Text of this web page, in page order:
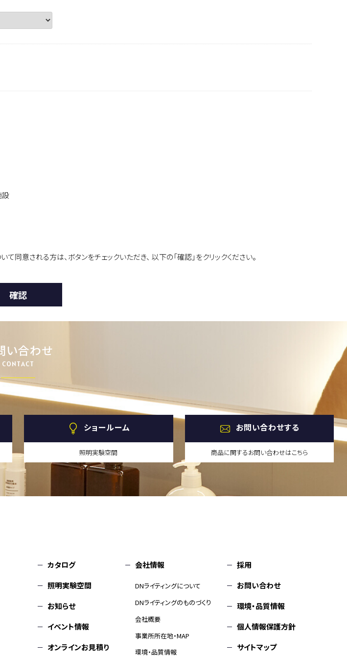
設
て同意される方は、ボタンをチェックいただき、 以下の「確認」をクリックください。
い合わせ
CONTACT
ショールーム
照明実験空間
お問い合わせする
商品に関するお問い合わせはこちら
カタログ
照明実験空間
お知らせ
イベント情報
オンラインお見積り
会社情報
DNライティングについて
DNライティングのものづくり
会社概要
事業所所在地・MAP
環境・品質情報
採用
お問い合わせ
環境・品質情報
個人情報保護方針
サイトマップ